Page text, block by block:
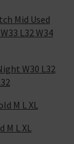
Mid Used
L32 W34
W30 L32
M L XL
M L XL